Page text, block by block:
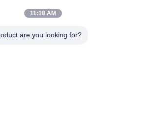
11:18 AM
are you looking for?